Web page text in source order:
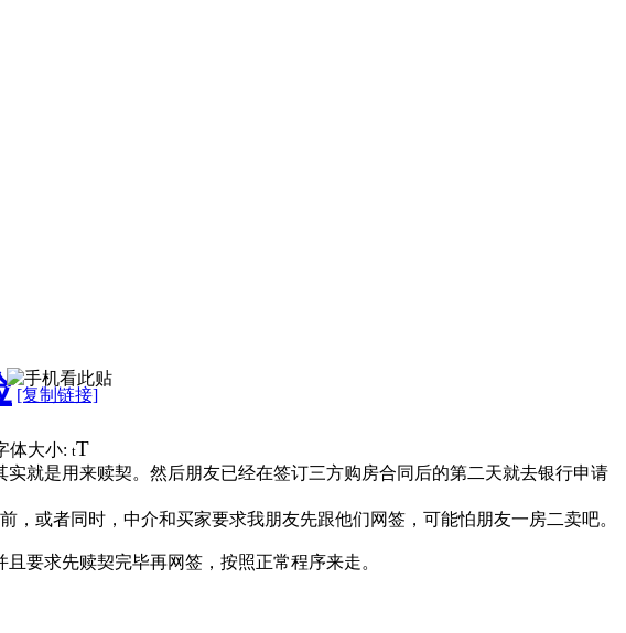
[复制链接]
体大小: tT
就是用来赎契。然后朋友已经在签订三方购房合同后的第二天就去银行申请
或者同时，中介和买家要求我朋友先跟他们网签，可能怕朋友一房二卖吧。
要求先赎契完毕再网签，按照正常程序来走。